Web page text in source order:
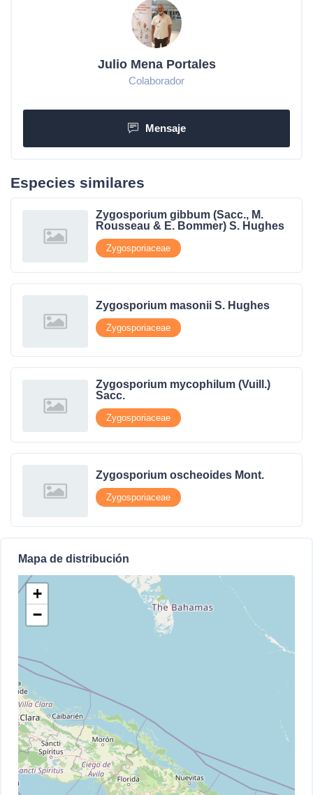
Julio Mena Portales
Colaborador
Mensaje
Especies similares
Zygosporium gibbum (Sacc., M.
Rousseau & E. Bommer) S. Hughes
Zygosporiaceae
Zygosporium masonii S. Hughes
Zygosporiaceae
Zygosporium mycophilum (Vuill.)
Sacc.
Zygosporiaceae
Zygosporium oscheoides Mont.
Zygosporiaceae
Mapa de distribución
+
−